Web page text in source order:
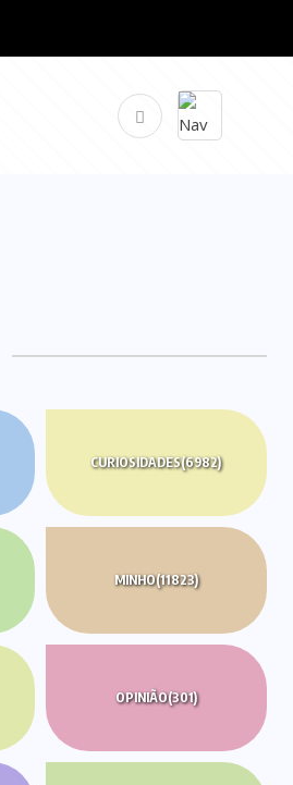
CURIOSIDADES(6982)
MINHO(11823)
OPINIÃO(301)